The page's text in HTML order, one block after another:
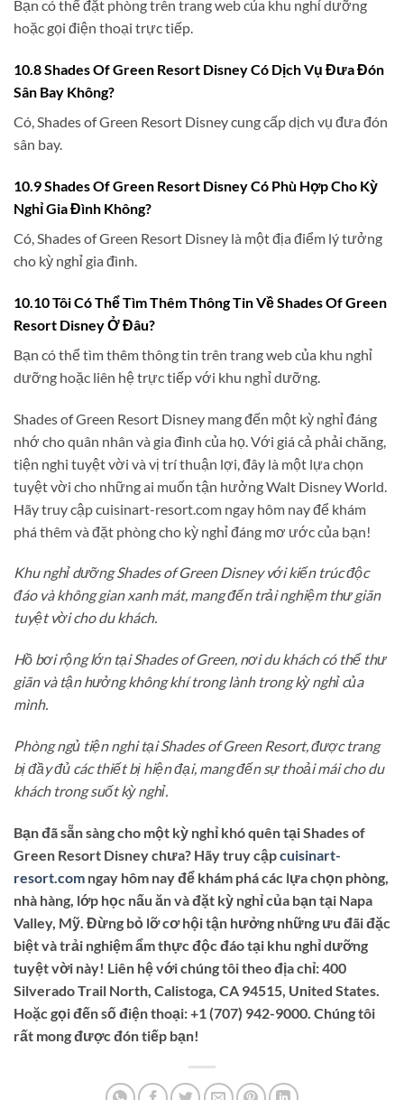
Bạn có thể đặt phòng trên trang web của khu nghỉ dưỡng
hoặc gọi điện thoại trực tiếp.
10.8 Shades Of Green Resort Disney Có Dịch Vụ Đưa Đón
Sân Bay Không?
Có, Shades of Green Resort Disney cung cấp dịch vụ đưa đón
sân bay.
10.9 Shades Of Green Resort Disney Có Phù Hợp Cho Kỳ
Nghỉ Gia Đình Không?
Có, Shades of Green Resort Disney là một địa điểm lý tưởng
cho kỳ nghỉ gia đình.
10.10 Tôi Có Thể Tìm Thêm Thông Tin Về Shades Of Green
Resort Disney Ở Đâu?
Bạn có thể tìm thêm thông tin trên trang web của khu nghỉ
dưỡng hoặc liên hệ trực tiếp với khu nghỉ dưỡng.
Shades of Green Resort Disney mang đến một kỳ nghỉ đáng
nhớ cho quân nhân và gia đình của họ. Với giá cả phải chăng,
tiện nghi tuyệt vời và vị trí thuận lợi, đây là một lựa chọn
tuyệt vời cho những ai muốn tận hưởng Walt Disney World.
Hãy truy cập cuisinart-resort.com ngay hôm nay để khám
phá thêm và đặt phòng cho kỳ nghỉ đáng mơ ước của bạn!
Khu nghỉ dưỡng Shades of Green Disney với kiến trúc độc
đáo và không gian xanh mát, mang đến trải nghiệm thư giãn
tuyệt vời cho du khách.
Hồ bơi rộng lớn tại Shades of Green, nơi du khách có thể thư
giãn và tận hưởng không khí trong lành trong kỳ nghỉ của
mình.
Phòng ngủ tiện nghi tại Shades of Green Resort, được trang
bị đầy đủ các thiết bị hiện đại, mang đến sự thoải mái cho du
khách trong suốt kỳ nghỉ.
Bạn đã sẵn sàng cho một kỳ nghỉ khó quên tại Shades of
Green Resort Disney chưa? Hãy truy cậpcuisinart-
resort.com ngay hôm nay để khám phá các lựa chọn phòng,
nhà hàng, lớp học nấu ăn và đặt kỳ nghỉ của bạn tại Napa
Valley, Mỹ. Đừng bỏ lỡ cơ hội tận hưởng những ưu đãi đặc
biệt và trải nghiệm ẩm thực độc đáo tại khu nghỉ dưỡng
tuyệt vời này! Liên hệ với chúng tôi theo địa chỉ: 400
Silverado Trail North, Calistoga, CA 94515, United States.
Hoặc gọi đến số điện thoại: +1 (707) 942-9000. Chúng tôi
rất mong được đón tiếp bạn!